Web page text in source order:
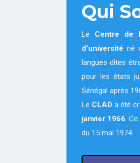
Qui
Le Centre de
d'université né
langues dites
pour les états
Sénégal après
Le CLAD a été
janvier 1966.
du 15 mai 1974.